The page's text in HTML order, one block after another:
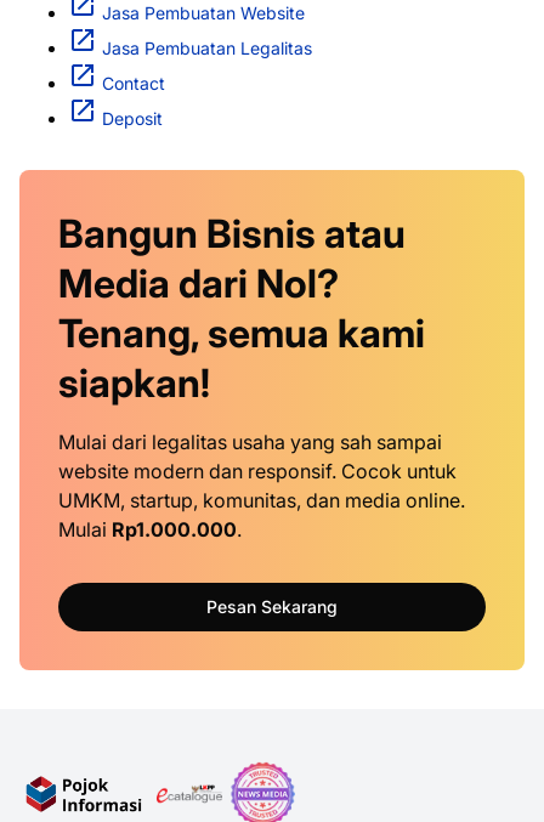
Jasa Pembuatan Website
Jasa Pembuatan Legalitas
Contact
Deposit
Bangun Bisnis atau
Media dari Nol?
Tenang, semua kami
siapkan!
Mulai dari legalitas usaha yang sah sampai
website modern dan responsif. Cocok untuk
UMKM, startup, komunitas, dan media online.
Mulai Rp1.000.000.
Pesan Sekarang